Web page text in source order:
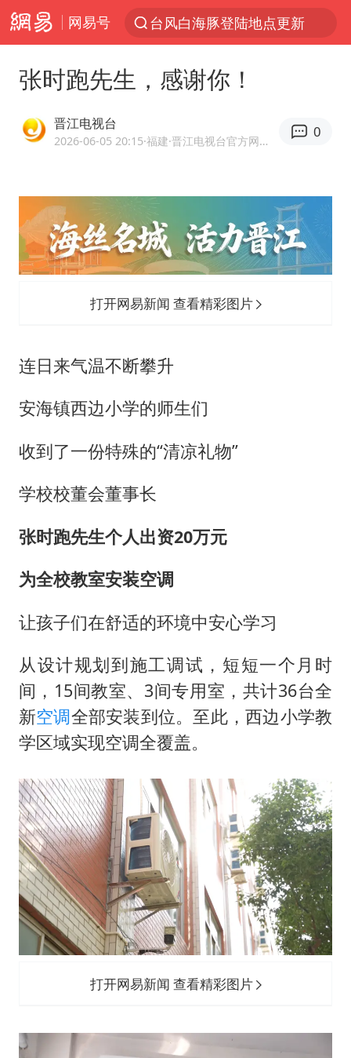
网易号
台风白海豚登陆地点更新
中方回应是否在太平洋海底开采稀土
宇树科技发行价格150.80元/股
五粮液渠道价一箱上涨近百元
中国养老床位“三连降”
张时跑先生，感谢你！
晋江电视台
2026-06-05 20:15·福建 ·晋江电视台官方网易号
0
打开网易新闻 查看精彩图片
连日来气温不断攀升
安海镇西边小学的师生们
收到了一份特殊的“清凉礼物”
学校校董会董事长
张时跑先生个人出资20万元
为全校教室安装空调
让孩子们在舒适的环境中安心学习
从设计规划到施工调试，短短一个月时
间，15间教室、3间专用室，共计36台全
新空调全部安装到位。至此，西边小学教
学区域实现空调全覆盖。
打开网易新闻 查看精彩图片